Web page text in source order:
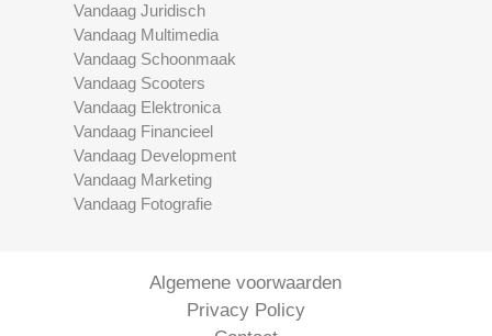
Vandaag Juridisch
Vandaag Multimedia
Vandaag Schoonmaak
Vandaag Scooters
Vandaag Elektronica
Vandaag Financieel
Vandaag Development
Vandaag Marketing
Vandaag Fotografie
Algemene voorwaarden
Privacy Policy